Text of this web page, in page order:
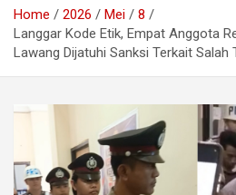
Home 2026 Mei
8
Langgar Kode Etik, Empat Anggota
Lawang Dijatuhi Sanksi Terkait Salah